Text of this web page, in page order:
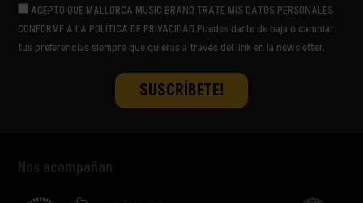
VËNKMAN
VIVA SUECIA
YES AND MAYBE
ACEPTO QUE MALLORCA MUSIC BRAND TRATE MIS DATOS PERSONALES
CONFORME A LA POLÍTICA DE PRIVACIDAD Puedes darte de baja o cambiar
tus preferencias siempre que quieras a través del link en la newsletter.
Nos acompañan